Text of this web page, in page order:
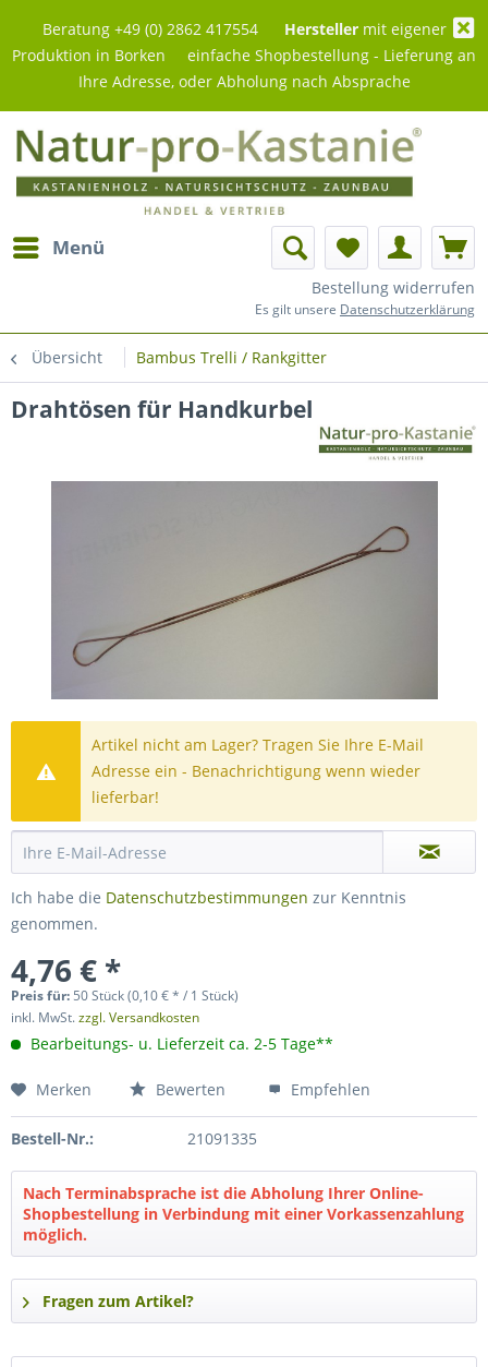
Beratung +49 (0) 2862 417554 Herstellermit eigener
Produktion in Borken einfache Shopbestellung - Lieferung an
Ihre Adresse, oder Abholung nach Absprache
Menü
Bestellung widerrufen
Es gilt unsere Datenschutzerklärung
Übersicht Bambus Trelli / Rankgitter
Drahtösen für Handkurbel
Artikel nicht am Lager? Tragen Sie Ihre E-Mail
Adresse ein - Benachrichtigung wenn wieder
lieferbar!
Ich habe die Datenschutzbestimmungen zur Kenntnis
genommen.
4,76 € *
Preis für: 50 Stück (0,10 € * / 1 Stück)
inkl. MwSt.zzgl. Versandkosten
Bearbeitungs- u. Lieferzeit ca. 2-5 Tage**
Merken Bewerten Empfehlen
Bestell-Nr.: 21091335
Nach Terminabsprache ist die Abholung Ihrer Online-
Shopbestellung in Verbindung mit einer Vorkassenzahlung
möglich.
Fragen zum Artikel?